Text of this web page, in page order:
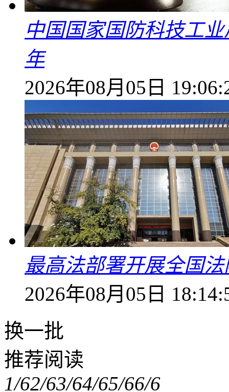
中国国家国防科技工
年
2026年08月05日
最高法部署开展全国
2026年08月05日
换一批
推荐阅读
1/62/63/64/65/66/6